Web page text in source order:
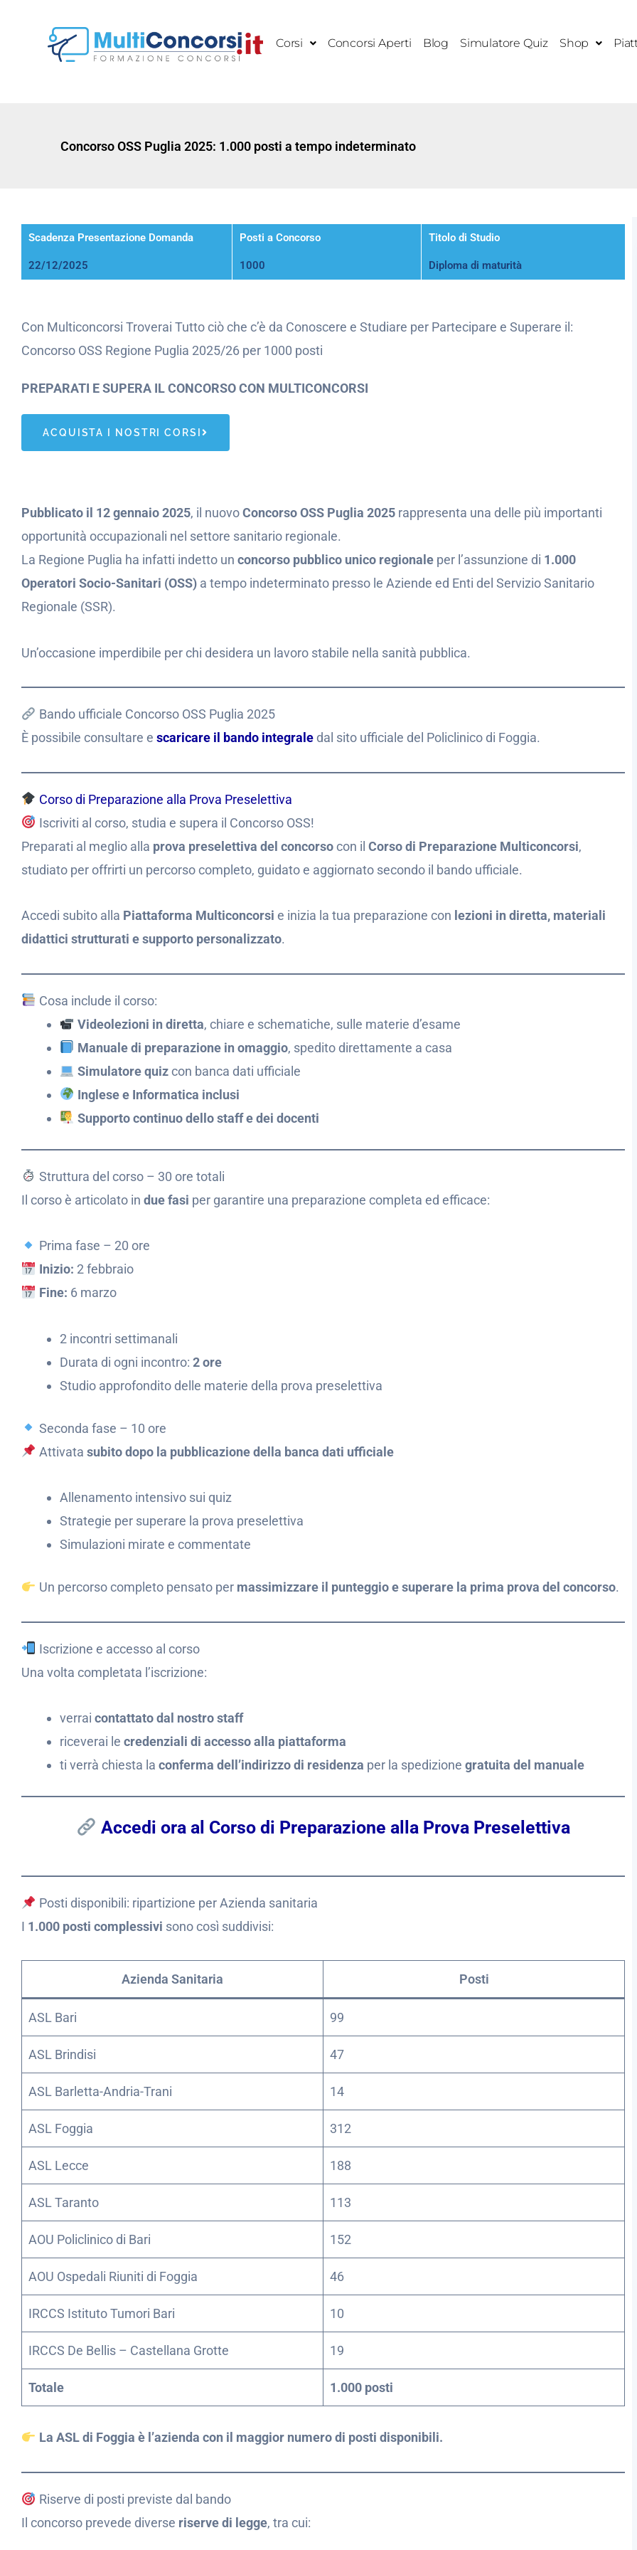
contenuto
Corsi Concorsi Aperti Blog Simulatore Quiz Shop
Concorso OSS Puglia 2025: 1.000 posti a tempo indeterminato
Scadenza Presentazione Domanda
22/12/2025
Posti a Concorso
1000
Titolo di Studio
Diploma di maturità
Con Multiconcorsi Troverai Tutto ciò che c’è da Conoscere e Studiare per Partecipare e Superare il:
Concorso OSS Regione Puglia 2025/26 per 1000 posti
PREPARATI E SUPERA IL CONCORSO CON MULTICONCORSI
ACQUISTA I NOSTRI CORSI
Pubblicato il 12 gennaio 2025, il nuovoConcorso OSS Puglia 2025 rappresenta una delle più importanti
opportunità occupazionali nel settore sanitario regionale.
La Regione Puglia ha infatti indetto un concorso pubblico unico regionale per l’assunzione di 1.000
Operatori Socio-Sanitari (OSS) a tempo indeterminato presso le Aziende ed Enti del Servizio Sanitario
Regionale (SSR).
Un’occasione imperdibile per chi desidera un lavoro stabile nella sanità pubblica.
Bando ufficiale Concorso OSS Puglia 2025
È possibile consultare e scaricare il bando integrale dal sito ufficiale del Policlinico di Foggia.
Corso di Preparazione alla Prova Preselettiva
Iscriviti al corso, studia e supera il Concorso OSS!
Preparati al meglio alla prova preselettiva del concorsocon il Corso di Preparazione Multiconcorsi,
studiato per offrirti un percorso completo, guidato e aggiornato secondo il bando ufficiale.
Accedi subito alla Piattaforma Multiconcorsi e inizia la tua preparazione con lezioni in diretta, materiali
didattici strutturati e supporto personalizzato.
Cosa include il corso:
Videolezioni in diretta, chiare e schematiche, sulle materie d’esame
Manuale di preparazione in omaggio, spedito direttamente a casa
Simulatore quizcon banca dati ufficiale
Inglese e Informatica inclusi
Supporto continuo dello staff e dei docenti
Struttura del corso – 30 ore totali
Il corso è articolato in due fasi per garantire una preparazione completa ed efficace:
Prima fase – 20 ore
Inizio: 2 febbraio
Fine: 6 marzo
2 incontri settimanali
Durata di ogni incontro: 2 ore
Studio approfondito delle materie della prova preselettiva
Seconda fase – 10 ore
Attivata subito dopo la pubblicazione della banca dati ufficiale
Allenamento intensivo sui quiz
Strategie per superare la prova preselettiva
Simulazioni mirate e commentate
Un percorso completo pensato per massimizzare il punteggio e superare la prima prova del concorso.
Iscrizione e accesso al corso
Una volta completata l’iscrizione:
verrai contattato dal nostro staff
riceverai le credenziali di accesso alla piattaforma
ti verrà chiesta la conferma dell’indirizzo di residenza per la spedizione gratuita del manuale
Accedi ora al Corso di Preparazione alla Prova Preselettiva
Posti disponibili: ripartizione per Azienda sanitaria
I 1.000 posti complessivi sono così suddivisi:
Azienda Sanitaria Posti
ASL Bari 99
ASL Brindisi 47
ASL Barletta-Andria-Trani 14
ASL Foggia 312
ASL Lecce 188
ASL Taranto 113
AOU Policlinico di Bari 152
AOU Ospedali Riuniti di Foggia 46
IRCCS Istituto Tumori Bari 10
IRCCS De Bellis – Castellana Grotte 19
Totale 1.000 posti
La ASL di Foggia è l’azienda con il maggior numero di posti disponibili.
Riserve di posti previste dal bando
Il concorso prevede diverse riserve di legge, tra cui: